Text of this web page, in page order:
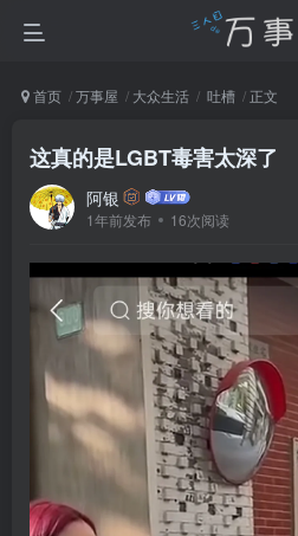
首页 万事屋 大众生活 吐槽 正文
这真的是LGBT毒害太深了
阿银
1年前发布 16次阅读